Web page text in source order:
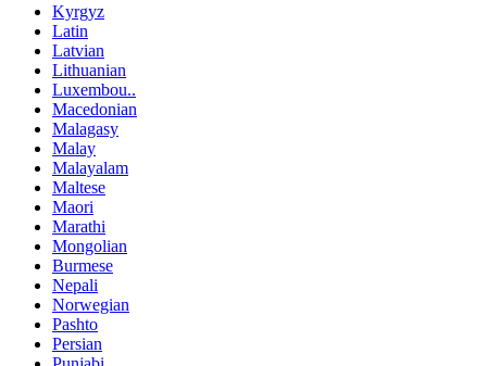
Kyrgyz
Latin
Latvian
Lithuanian
Luxembou..
Macedonian
Malagasy
Malay
Malayalam
Maltese
Maori
Marathi
Mongolian
Burmese
Nepali
Norwegian
Pashto
Persian